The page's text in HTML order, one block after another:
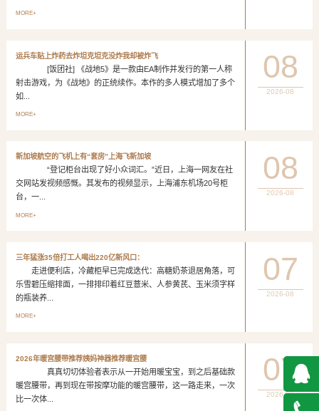
MORE+
运兵车贴上炸药去炸坦克坦克没炸我却被炸飞
[饭团社] 《战地5》是一款由EA制作并发行的第一人称
射击游戏，为《战地》的正统续作。本作的多人模式增加了多个
如...
MORE+
08
2026-08
新加坡航空的飞机上有“套房”上海飞新加坡
“登记柜台出现了好小众词汇。”近日，上海一网友在社
交网站发视频感慨。其发布的视频显示，上海浦东机场20号柜
台，一...
MORE+
08
2026-08
三年猛涨35倍打工人喝出220亿新风口：
走进便利店，冷藏柜早已完成迭代：高糖奶茶退居角落，可
乐雪碧压缩排面，一排排印着红豆薏米、人参黄芪、玉米须字样
的瓶装养...
MORE+
07
2026-08
2026年暖宫腰带推荐姨妈神器推荐暖宫腰
真真切切体验者表示从一开始用暖宝宝，到之后基础款
暖宫腰带，再到现在带按摩功能的暖宫腰带，这一路走来，一次
比一次体...
07
2026-08